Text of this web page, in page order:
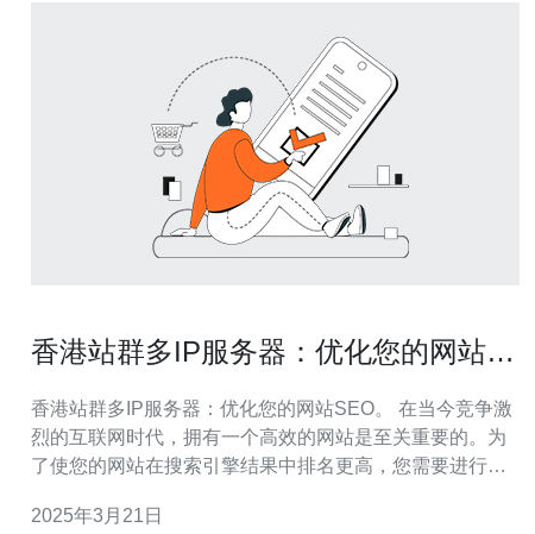
香港站群多IP服务器：优化您的网站
香港站群多IP服务器：优化您的网站SEO。 在当今竞争激
烈的互联网时代，拥有一个高效的网站是至关重要的。为
了使您的网站在搜索引擎结果中排名更高，您需要进行搜
务器如何帮助您优化网站的SEO。 香港站群多IP服务器是
2025年3月21日